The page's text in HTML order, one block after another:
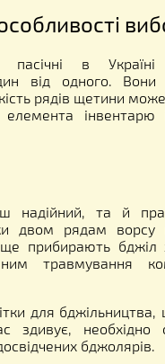
пасічні в
від одного. Вони
рядів щетини
інвентарю
надійний, та й
двом рядам
прибирають бджіл
травмування
для бджільництва,
здивує, необхідно
бджолярів.